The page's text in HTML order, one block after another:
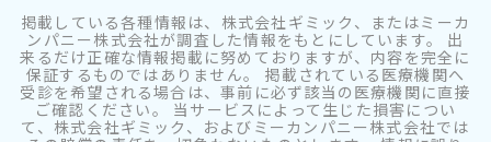
掲載している各種情報は、株式会社ギミック、またはミーカ
ンパニー株式会社が調査した情報をもとにしています。 出
来るだけ正確な情報掲載に努めておりますが、内容を完全に
保証するものではありません。 掲載されている医療機関へ
受診を希望される場合は、事前に必ず該当の医療機関に直接
ご確認ください。 当サービスによって生じた損害につい
て、株式会社ギミック、およびミーカンパニー株式会社では